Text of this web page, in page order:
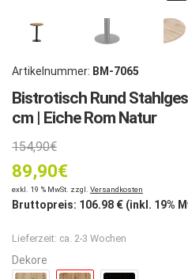
Artikelnummer: BM-7065
Bistrotisch Rund
cm | Eiche Rom Natur
154,90€Ursprünglicher
Preis
war:
154,90€
89,90€
Aktueller
Preis
ist:
exkl. 19 % MwSt. zzgl. Versandkosten
Bruttopreis: 106.98 € (inkl. 19%
Lieferzeit: ca. 2-3 Wochen
Dekore